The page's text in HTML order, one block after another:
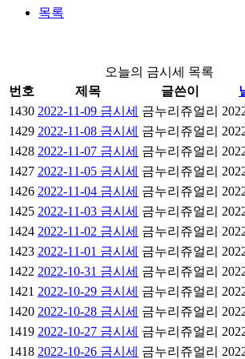
목록
오늘의 금시세 목록
번호
제목 글쓴이
1430 2022-11-09 금시세 금누리쥬얼리
1429 2022-11-08 금시세 금누리쥬얼리
1428 2022-11-07 금시세 금누리쥬얼리
1427 2022-11-05 금시세 금누리쥬얼리
1426 2022-11-04 금시세 금누리쥬얼리
1425 2022-11-03 금시세 금누리쥬얼리
1424 2022-11-02 금시세 금누리쥬얼리
1423 2022-11-01 금시세 금누리쥬얼리
1422 2022-10-31 금시세 금누리쥬얼리
1421 2022-10-29 금시세 금누리쥬얼리
1420 2022-10-28 금시세 금누리쥬얼리
1419 2022-10-27 금시세 금누리쥬얼리
1418 2022-10-26 금시세 금누리쥬얼리